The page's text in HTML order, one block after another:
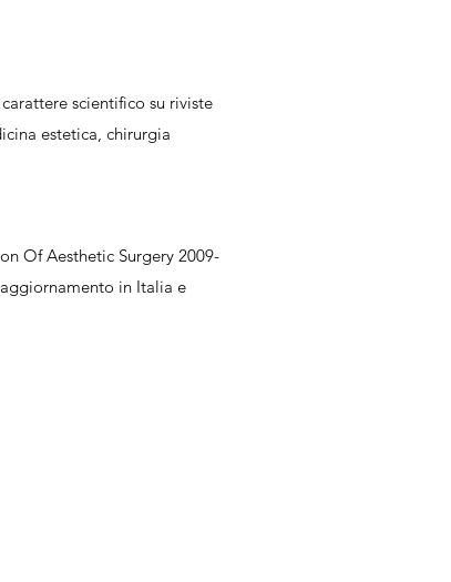
scientifico su riviste
estetica, chirurgia
Of Aesthetic Surgery 2009-
in Italia e